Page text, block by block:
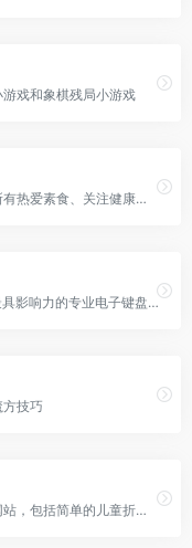
戏和象棋残局小游戏
一个开源素食烹饪指南项目，旨在为所有热爱素食、关注健康与地球的朋友们，提供一份既简单实用又充满乐趣的纯素食烹饪指南。
键盘中国（CNKEYBOARD）是中国最具影响力的专业电子键盘乐器交流平台之一，专注于电子琴、电钢琴、合成器、编曲键盘等键盘乐器的评测、教学、资源分享与行业交流。
方技巧
爱折纸网用心做最好的折纸大全图解网站，包括简单的儿童折纸大全、适合成年人的折纸图解及较难的创意折纸教程和作品，与你分享手工折纸的乐趣。